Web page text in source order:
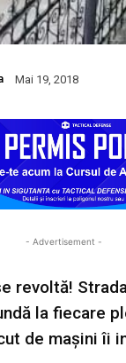
Mai 19, 2018
- Advertisement -
revoltă!
la fiecare
de mașini îi